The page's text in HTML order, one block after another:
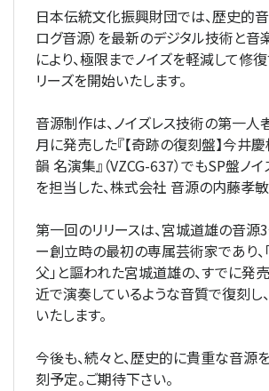
日本伝統文化振興財団では、歴史的
ログ音源）を最新のデジタル技術と音
により、極限までノイズを軽減して修
リーズを開始いたします。
音源制作は、ノイズレス技術の第一人
月に発売した『【奇跡の復刻盤】今井
韻 名演集』（VZCG-637）でもSP盤ノ
を担当した、株式会社 音源の内藤孝敏
第一回のリリースは、宮城道雄の音源3
ー創立時の最初の専属芸術家であり、
父」と謳われた宮城道雄の、すでに発
近で演奏しているような音質で復刻し
いたします。
今後も、続々と、歴史的に貴重な音源
刻予定。ご期待下さい。